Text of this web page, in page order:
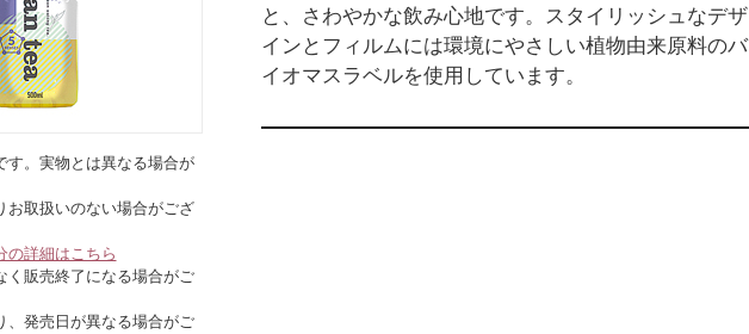
と、さわやかな飲み心地です。スタイリッシュなデザ
インとフィルムには環境にやさしい植物由来原料のバ
イオマスラベルを使用しています。
。実物とは異なる場合が
取扱いのない場合がござ
の詳細はこちら
販売終了になる場合がご
発売日が異なる場合がご